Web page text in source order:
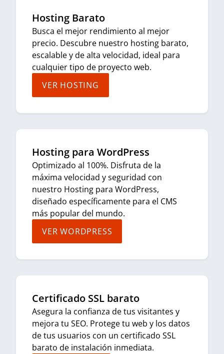
Hosting Barato
Busca el mejor rendimiento al mejor
precio. Descubre nuestro hosting barato,
escalable y de alta velocidad, ideal para
cualquier tipo de proyecto web.
VER HOSTING
Hosting para WordPress
Optimizado al 100%. Disfruta de la
máxima velocidad y seguridad con
nuestro Hosting para WordPress,
diseñado específicamente para el CMS
más popular del mundo.
VER WORDPRESS
Certificado SSL barato
Asegura la confianza de tus visitantes y
mejora tu SEO. Protege tu web y los datos
de tus usuarios con un certificado SSL
barato de instalación inmediata.